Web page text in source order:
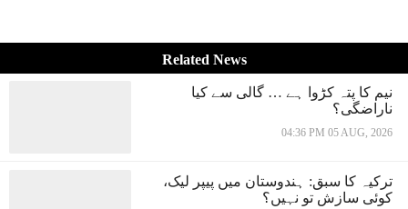
Related News
نیم کا پتہ کڑوا ہے … گالی سے کیا
ناراضگی؟
04:36 PM 05 AUG, 2026
ترکیہ کا سبق: ہندوستان میں پیپر لیک،
کوئی سازش تو نہیں؟